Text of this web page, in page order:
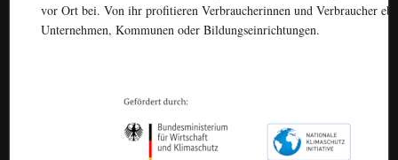
vor Ort bei. Von ihr profitieren Verbraucherinnen und Verbraucher
Unternehmen, Kommunen oder Bildungseinrichtungen.